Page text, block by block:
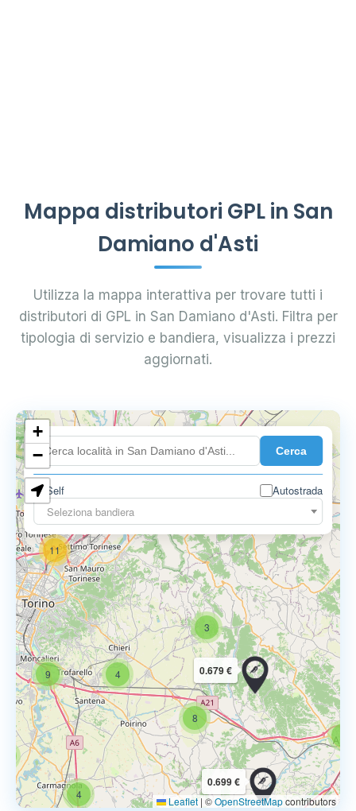
Mappa distributori GPL in San
Damiano d'Asti
Utilizza la mappa interattiva per trovare tutti i
distributori di GPL in San Damiano d'Asti. Filtra per
tipologia di servizio e bandiera, visualizza i prezzi
aggiornati.
Cerca
Self
Autostrada
Seleziona bandiera
8
9
4
11
4
3
8
0.699 €
0.679 €
+
−
Leaflet | ©OpenStreetMapcontributors